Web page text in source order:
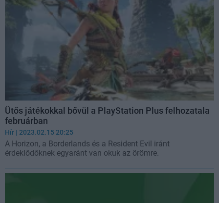
Ütős játékokkal bővül a PlayStation Plus felhozatala
februárban
Hír | 2023.02.15 20:25
A Horizon, a Borderlands és a Resident Evil iránt
érdeklődőknek egyaránt van okuk az örömre.